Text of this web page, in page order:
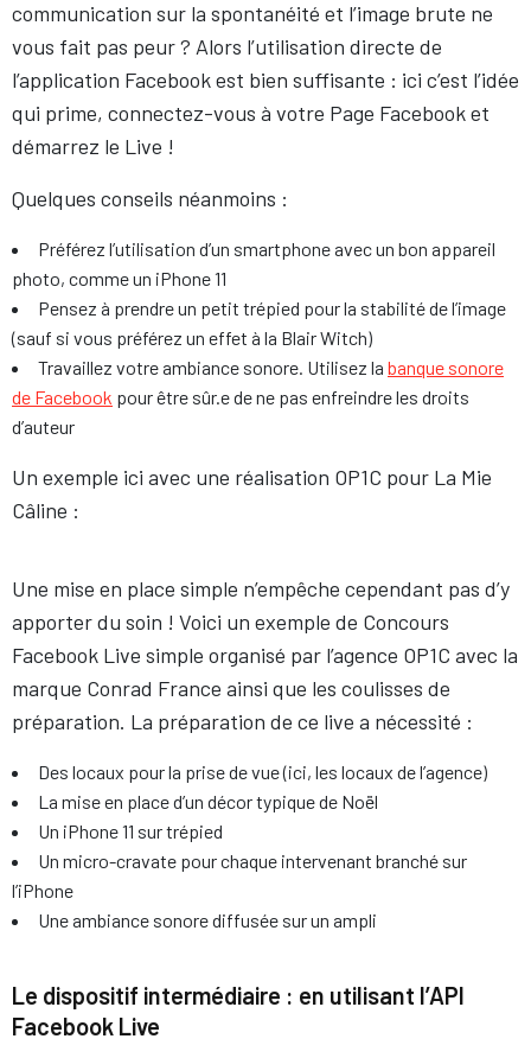
communication sur la spontanéité et l’image brute ne
vous fait pas peur ? Alors l’utilisation directe de
l’application Facebook est bien suffisante : ici c’est l’idée
qui prime, connectez-vous à votre Page Facebook et
démarrez le Live !
Quelques conseils néanmoins :
Préférez l’utilisation d’un smartphone avec un bon appareil
photo, comme un iPhone 11
Pensez à prendre un petit trépied pour la stabilité de l’image
(sauf si vous préférez un effet à la Blair Witch)
Travaillez votre ambiance sonore. Utilisez la banque sonore
de Facebook pour être sûr.e de ne pas enfreindre les droits
d’auteur
Un exemple ici avec une réalisation OP1C pour La Mie
Câline :
Une mise en place simple n’empêche cependant pas d’y
apporter du soin ! Voici un exemple de Concours
Facebook Live simple organisé par l’agence OP1C avec la
marque Conrad France ainsi que les coulisses de
préparation. La préparation de ce live a nécessité :
Des locaux pour la prise de vue (ici, les locaux de l’agence)
La mise en place d’un décor typique de Noël
Un iPhone 11 sur trépied
Un micro-cravate pour chaque intervenant branché sur
l’iPhone
Une ambiance sonore diffusée sur un ampli
Le dispositif intermédiaire : en utilisant l’API
Facebook Live